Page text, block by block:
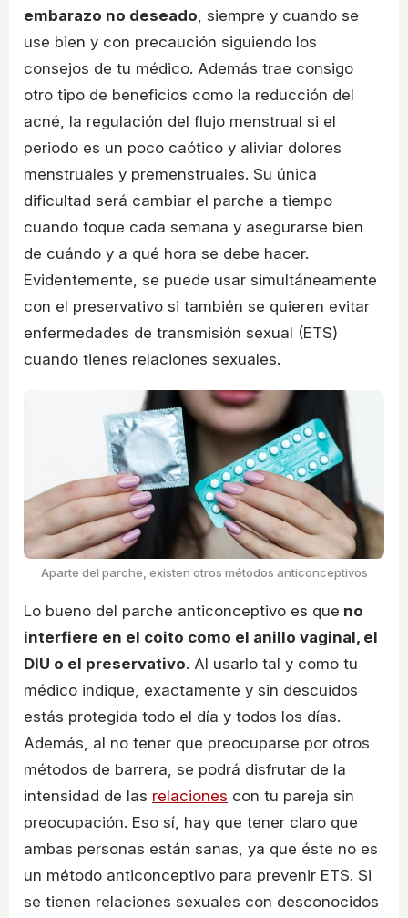
embarazo no deseado, siempre y cuando se
use bien y con precaución siguiendo los
consejos de tu médico. Además trae consigo
otro tipo de beneficios como la reducción del
acné, la regulación del flujo menstrual si el
periodo es un poco caótico y aliviar dolores
menstruales y premenstruales. Su única
dificultad será cambiar el parche a tiempo
cuando toque cada semana y asegurarse bien
de cuándo y a qué hora se debe hacer.
Evidentemente, se puede usar simultáneamente
con el preservativo si también se quieren evitar
enfermedades de transmisión sexual (ETS)
cuando tienes relaciones sexuales.
Aparte del parche, existen otros métodos anticonceptivos
Lo bueno del parche anticonceptivo es que no
interfiere en el coito como el anillo vaginal, el
DIU o el preservativo. Al usarlo tal y como tu
médico indique, exactamente y sin descuidos
estás protegida todo el día y todos los días.
Además, al no tener que preocuparse por otros
métodos de barrera, se podrá disfrutar de la
intensidad de las relaciones con tu pareja sin
preocupación. Eso sí, hay que tener claro que
ambas personas están sanas, ya que éste no es
un método anticonceptivo para prevenir ETS. Si
se tienen relaciones sexuales con desconocidos